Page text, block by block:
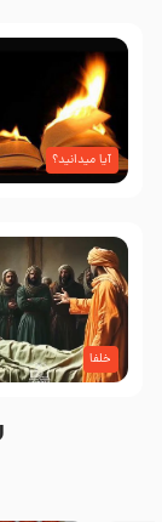
آیا میدانید؟
خلفا